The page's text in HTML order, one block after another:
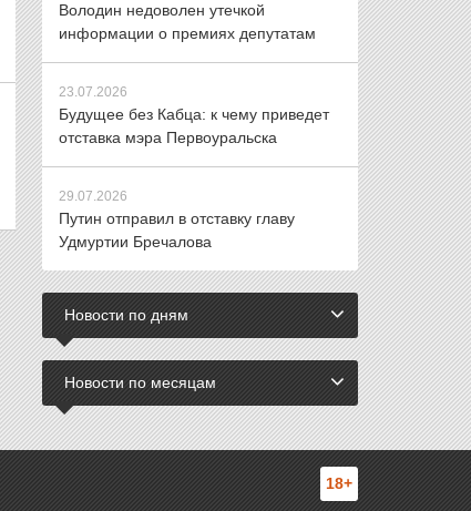
Володин недоволен утечкой
информации о премиях депутатам
23.07.2026
Будущее без Кабца: к чему приведет
отставка мэра Первоуральска
29.07.2026
Путин отправил в отставку главу
Удмуртии Бречалова
Новости по дням
Новости по месяцам
18+